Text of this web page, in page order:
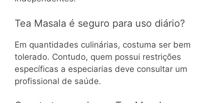
Tea Masala é seguro para uso diário?
Em quantidades culinárias, costuma ser bem
tolerado. Contudo, quem possui restrições
específicas a especiarias deve consultar um
profissional de saúde.